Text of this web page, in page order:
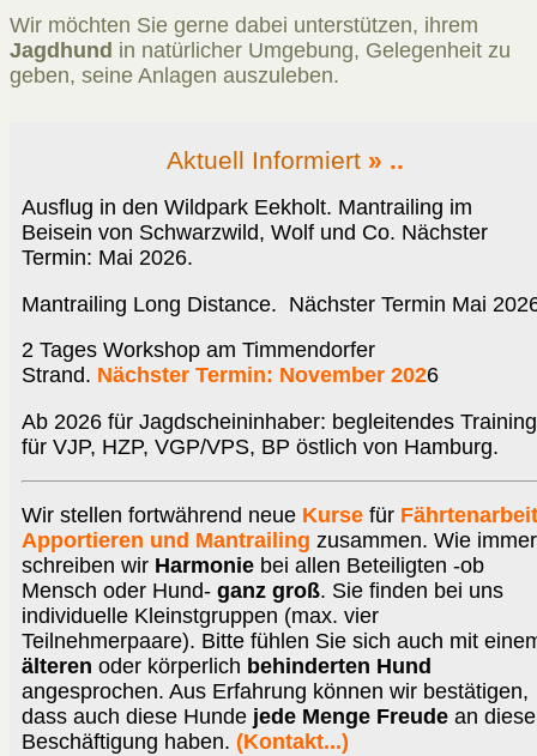
Aktuell Informiert » ..
Ausflug in den Wildpark Eekholt. Mantrailing im
Beisein von Schwarzwild, Wolf und Co. Nächster
Termin: Mai 2026.
Mantrailing Long Distance. Nächster Termin Mai
2 Tages Workshop am Timmendorfer
Strand. Nächster Termin: November 2026
Ab 2026 für Jagdscheininhaber: begleitendes Training
für VJP, HZP, VGP/VPS, BP östlich von Hamburg.
Wir stellen fortwährend neue Kurse für
Apportieren und Mantrailing zusammen. Wie immer
schreiben wir Harmonie bei allen Beteiligten -ob
Mensch oder Hund- ganz groß. Sie finden bei uns
individuelle Kleinstgruppen (max. vier
Teilnehmerpaare). Bitte fühlen Sie sich auch mit
älteren oder körperlich behinderten Hund
angesprochen. Aus Erfahrung können wir bestätigen,
dass auch diese Hunde jede Menge Freude an
Beschäftigung haben. (Kontakt...)
Wir möchten Sie gerne dabei unterstützen, ihrem
Jagdhund in natürlicher Umgebung, Gelegenheit zu
geben, seine Anlagen auszuleben.